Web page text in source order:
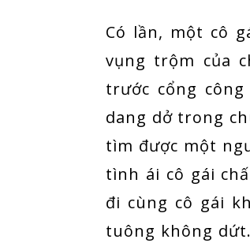
Có lần, một cô
vụng trộm của
trước cổng
dang dở trong
tìm được một
tình ái cô gái
đi cùng cô gái
tuông không